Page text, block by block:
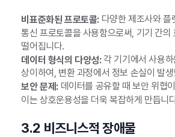
비표준화된 프로토콜:다양한 제조사와 플
통신 프로토콜을 사용함으로써, 기기 간의
떨어집니다.
데이터 형식의 다양성:각 기기에서 사용하
상이하여, 변환 과정에서 정보 손실이 발
보안 문제:데이터를 공유할 때 보안 위협
이는 상호운용성을 더욱 복잡하게 만듭니
3.2 비즈니스적 장애물